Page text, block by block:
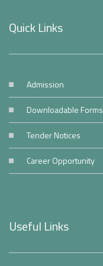
Quick Links
Admission
Downloadable Forms
Tender Notices
Career Opportunity
Useful Links